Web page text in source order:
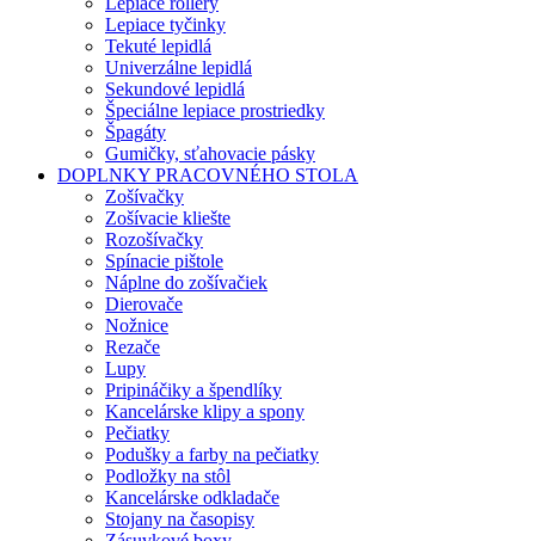
Lepiace tyčinky
Tekuté lepidlá
Univerzálne lepidlá
Sekundové lepidlá
Špeciálne lepiace prostriedky
Špagáty
Gumičky, sťahovacie pásky
DOPLNKY PRACOVNÉHO STOLA
Zošívačky
Zošívacie kliešte
Rozošívačky
Spínacie pištole
Náplne do zošívačiek
Dierovače
Nožnice
Rezače
Lupy
Pripináčiky a špendlíky
Kancelárske klipy a spony
Pečiatky
Podušky a farby na pečiatky
Podložky na stôl
Kancelárske odkladače
Stojany na časopisy